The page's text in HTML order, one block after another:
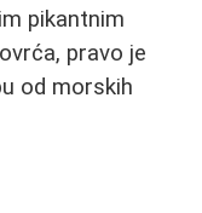
pikantnim
pravo je
od morskih